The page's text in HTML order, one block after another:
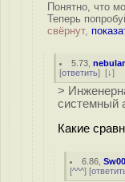
Понятно, что
Теперь
свёрнут,
5.73 ,
[ответить] [↓]
>
системный
Какие
6.86 ,
[^^^] [